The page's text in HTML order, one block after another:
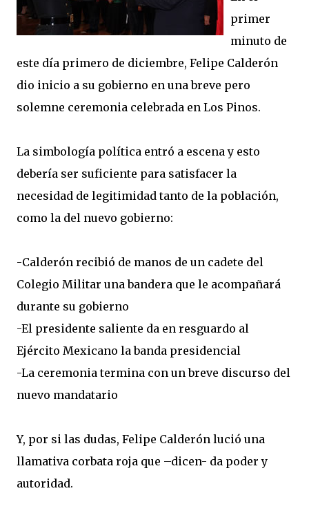
primer
minuto de
este día primero de diciembre, Felipe Calderón
dio inicio a su gobierno en una breve pero
solemne ceremonia celebrada en Los Pinos.
La simbología política entró a escena y esto
debería ser suficiente para satisfacer la
necesidad de legitimidad tanto de la población,
como la del nuevo gobierno:
-Calderón recibió de manos de un cadete del
Colegio Militar una bandera que le acompañará
durante su gobierno
-El presidente saliente da en resguardo al
Ejército Mexicano la banda presidencial
-La ceremonia termina con un breve discurso del
nuevo mandatario
Y, por si las dudas, Felipe Calderón lució una
llamativa corbata roja que –dicen- da poder y
autoridad.